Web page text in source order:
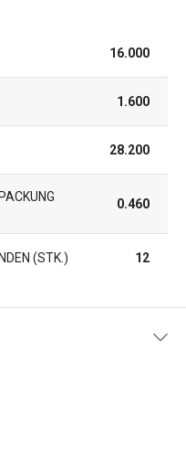
16.000
1.600
28.200
(
0.460
(STK.) 12